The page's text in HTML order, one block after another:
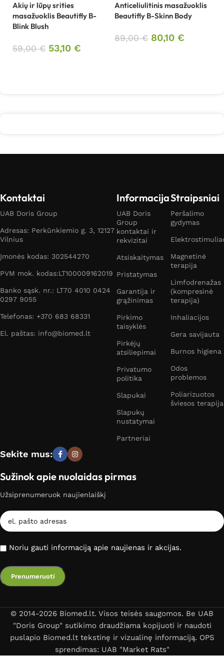
Akių ir lūpų srities
masažuoklis Beautifly B-
Blink Blush
59,00€ 53,10 €
Anticeliulitinis masažuoklis
Beautifly B-Skinn Body
89,00€ 80,10 €
Kontaktai
UAB Doris Group
Adresas: Perkūnkiemio g. 3, 12127
Vilnius
Įmonės kodas: 302544270
PVM mok. kodas:LT100009162019
Banko sąsk. nr.: LT70 4010 0424
0297 9055
Telefonas: +370 683 68331
El. paštas: info@biomed.lt
Informacija
UAB Doris
Group
kontaktai ir
rekvizitai
Atsiskaitymas
Pristatymas
Garantija ir
grąžinimas
Pirkimo
taisyklės
Pirkėjų
atsiliepimai
Privatumo
politika
Slapukai
Slapukų
nustatymai
Partneriai
Straipsniai
Peršalimo
gydymas
Magnetinė
terapija
Limfodrenažas
(kompresinė
terapija)
Inhaliacijos
Gera savijauta
Burnos higiena
Odos
problemos
Poliarizuotos
šviesos terapija
Sekite mus:
Sužinok apie nuolaidas pirmas
Užsiprenumeruok naujienlaiškį
Noriu gauti informaciją apie naujienas ir akcijas.
© 2014-2026 Biomed.lt. Visos teisės saugomos. Be UAB
"Doris Group" sutikimo draudžiama kopijuoti ir naudoti
puslapio Biomed.lt tekstinę ir vizualinę informaciją. OPS
sprendimas: UAB "Market Rats"